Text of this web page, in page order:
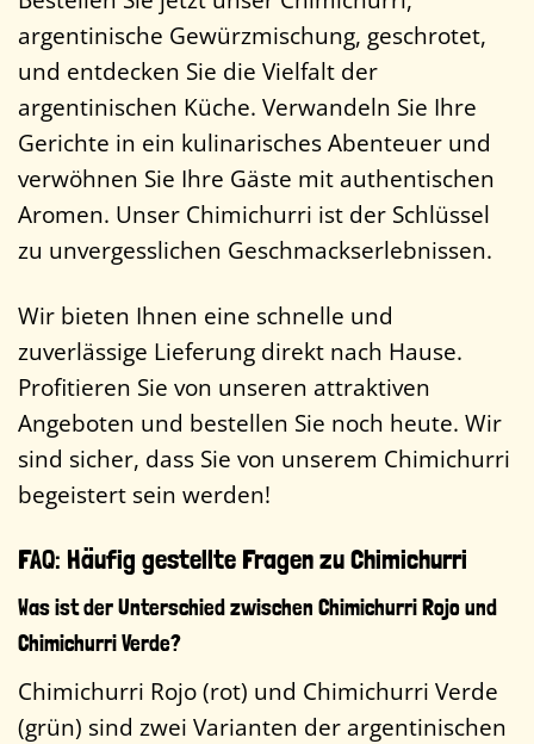
argentinische Gewürzmischung, geschrotet,
und entdecken Sie die Vielfalt der
argentinischen Küche. Verwandeln Sie Ihre
Gerichte in ein kulinarisches Abenteuer und
verwöhnen Sie Ihre Gäste mit authentischen
Aromen. Unser Chimichurri ist der Schlüssel
zu unvergesslichen Geschmackserlebnissen.
Wir bieten Ihnen eine schnelle und
zuverlässige Lieferung direkt nach Hause.
Profitieren Sie von unseren attraktiven
Angeboten und bestellen Sie noch heute. Wir
sind sicher, dass Sie von unserem Chimichurri
begeistert sein werden!
FAQ: Häufig gestellte Fragen zu Chimichurri
Was ist der Unterschied zwischen Chimichurri Rojo und
Chimichurri Verde?
Chimichurri Rojo (rot) und Chimichurri Verde
(grün) sind zwei Varianten der argentinischen